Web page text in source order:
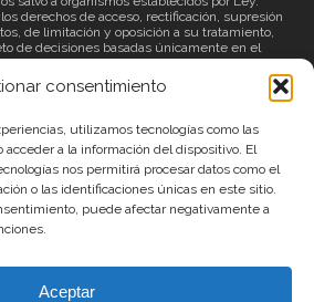
consentimiento
utilizamos tecnologías como las
acceder a la información del dispositivo. El
nos permitirá procesar datos como el
o las identificaciones únicas en este sitio.
puede afectar negativamente a
Aceptar
derechos de acceso, rectificación, supresión
de limitación y oposición a su tratamiento,
de decisiones basadas únicamente en el
de sus datos y revocar el consentimiento
Puede consultar la información adicional
del siguienteenlace.
Canary Islands Film.